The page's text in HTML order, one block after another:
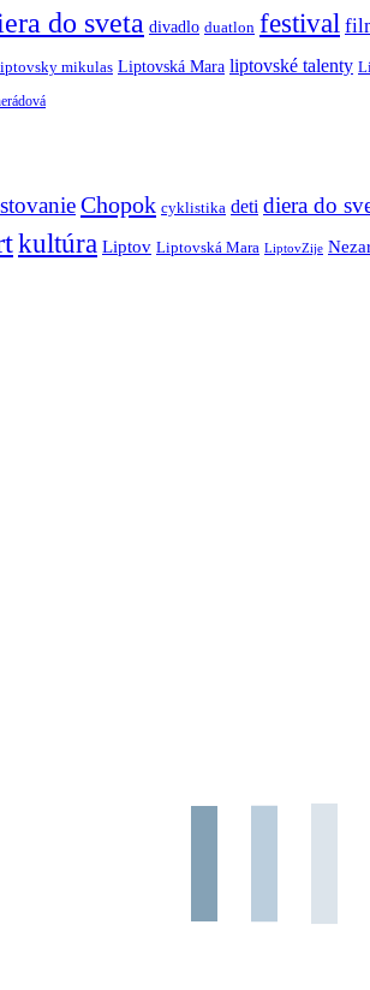
do sveta divadlo duatlon festival
mikulas Liptovská Mara liptovské talenty
Chopok cyklistika deti diera do
kultúra Liptov Liptovská Mara LiptovZije